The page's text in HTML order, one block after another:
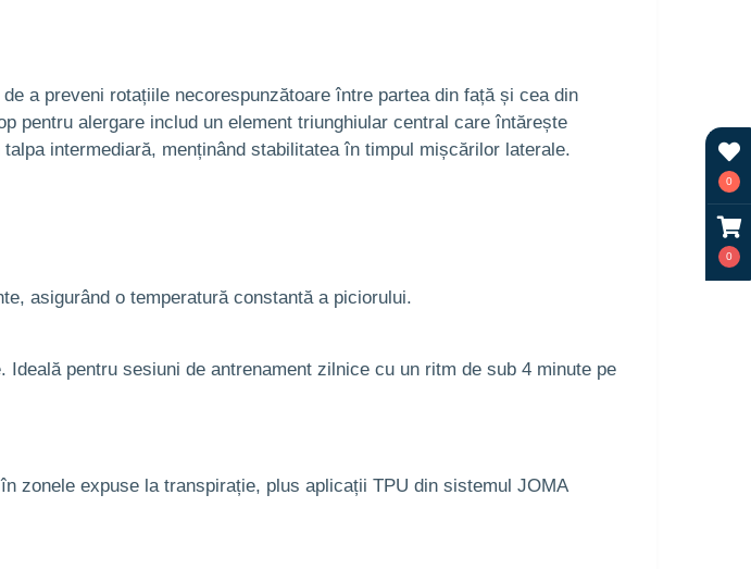
0
0
a preveni rotațiile necorespunzătoare între partea din față și cea din
pentru alergare includ un element triunghiular central care întărește
intermediară, menținând stabilitatea în timpul mișcărilor laterale.
asigurând o temperatură constantă a piciorului.
pentru sesiuni de antrenament zilnice cu un ritm de sub 4 minute pe
zonele expuse la transpirație, plus aplicații TPU din sistemul JOMA